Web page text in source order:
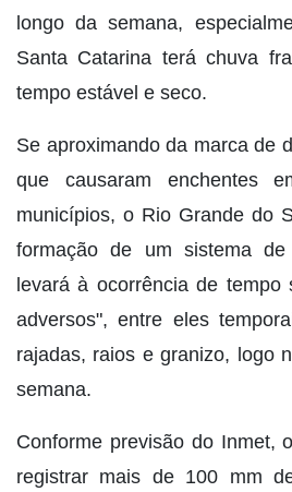
longo da semana,
Santa Catarina terá chuva
tempo estável e seco.
Se aproximando da marca de
que causaram enchentes
municípios, o Rio Grande do
formação de um sistema
levará à ocorrência de tempo
adversos", entre eles
rajadas, raios e granizo, logo
semana.
Conforme previsão do Inmet,
registrar mais de 100 mm